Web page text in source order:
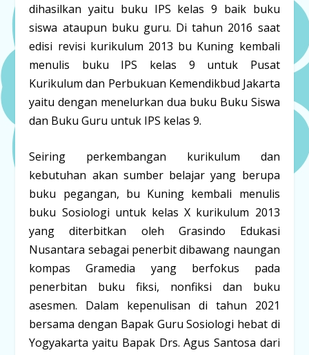
dihasilkan yaitu buku IPS kelas 9 baik buku
siswa ataupun buku guru. Di tahun 2016 saat
edisi revisi kurikulum 2013 bu Kuning kembali
menulis buku IPS kelas 9 untuk Pusat
Kurikulum dan Perbukuan Kemendikbud Jakarta
yaitu dengan menelurkan dua buku Buku Siswa
dan Buku Guru untuk IPS kelas 9.
Seiring perkembangan kurikulum dan
kebutuhan akan sumber belajar yang berupa
buku pegangan, bu Kuning kembali menulis
buku Sosiologi untuk kelas X kurikulum 2013
yang diterbitkan oleh Grasindo Edukasi
Nusantara sebagai penerbit dibawang naungan
kompas Gramedia yang berfokus pada
penerbitan buku fiksi, nonfiksi dan buku
asesmen. Dalam kepenulisan di tahun 2021
bersama dengan Bapak Guru Sosiologi hebat di
Yogyakarta yaitu Bapak Drs. Agus Santosa dari